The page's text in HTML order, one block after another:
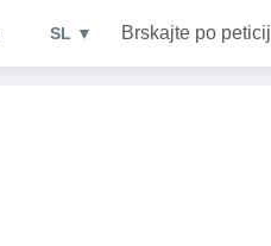
SL ▼ Brskajte po